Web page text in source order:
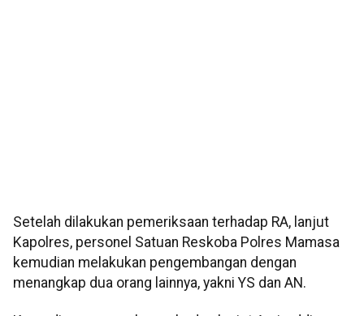
Setelah dilakukan pemeriksaan terhadap RA, lanjut
Kapolres, personel Satuan Reskoba Polres Mamasa
kemudian melakukan pengembangan dengan
menangkap dua orang lainnya, yakni YS dan AN.